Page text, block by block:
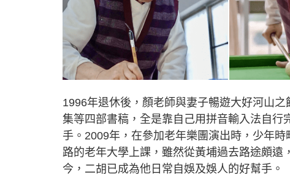
1996年退休後，顏老師與妻子暢遊大好河山
集等四部書稿，全是靠自己用拼音輸入法自
手。2009年，在參加老年樂團演出時，少年
路的老年大學上課，雖然從黃埔過去路途頗
今，二胡已成為他日常自娛及娛人的好幫手。